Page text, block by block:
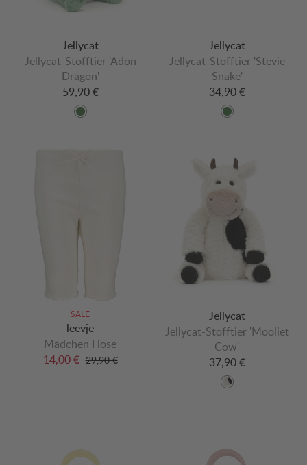
Jellycat
Jellycat-Stofftier 'Adon
Dragon'
59,90 €
Jellycat
Jellycat-Stofftier 'Stevie
Snake'
34,90 €
SALE
leevje
Mädchen Hose
14,00 € 29,90 €
Jellycat
Jellycat-Stofftier 'Mooliet
Cow'
37,90 €